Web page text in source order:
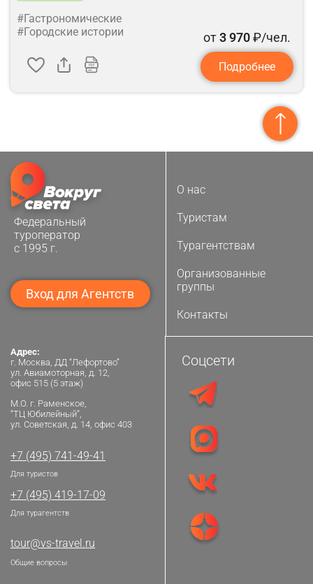
#Гастрономические
#Городские истории
от3 970₽/чел.
Подробнее
Федеральный
туроператор
с 1995 г.
Вход для Агентств
О нас
Туристам
Турагентствам
Организованные
группы
Контакты
Адрес:
г. Москва, ДД “Лефортово”
ул. Авиамоторная, д. 12,
офис 515 (5 этаж)
М.О. г. Раменское,
“ТЦ Юбилейный”,
ул. Советская, д. 14, офис 403
+7 (495) 741-49-41
Для туристов
+7 (495) 419-17-09
Для турагентств
tour@vs-travel.ru
Общие вопросы
Соцсети